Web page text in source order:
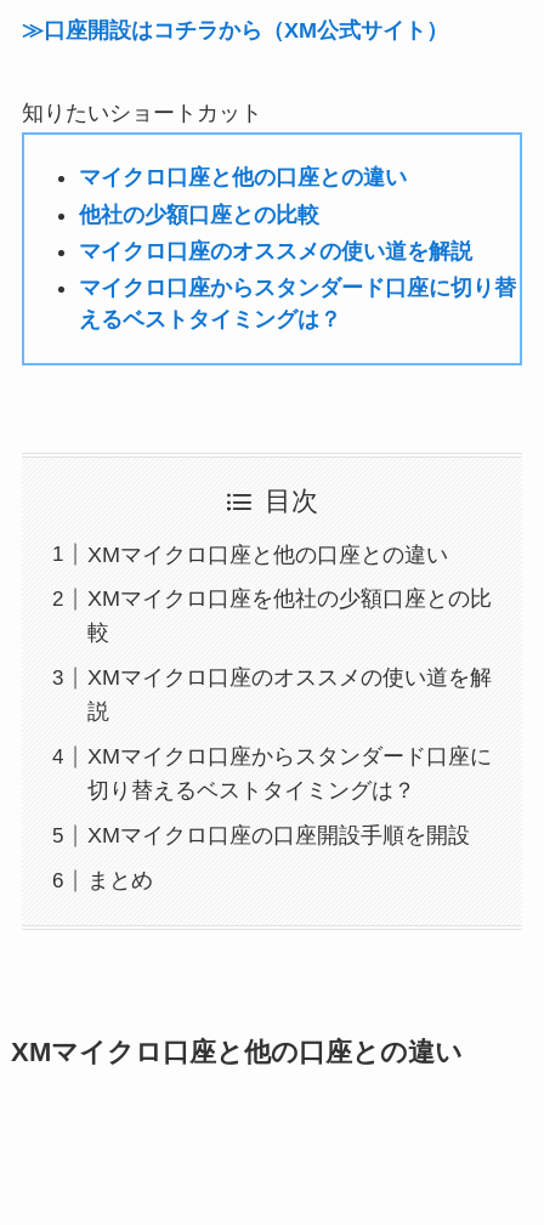
≫口座開設はコチラから（XM公式サイト）
知りたいショートカット
マイクロ口座と他の口座との違い
他社の少額口座との比較
マイクロ口座のオススメの使い道を解説
マイクロ口座からスタンダード口座に切り替
えるベストタイミングは？
目次
XMマイクロ口座と他の口座との違い
XMマイクロ口座を他社の少額口座との比
較
XMマイクロ口座のオススメの使い道を解
説
XMマイクロ口座からスタンダード口座に
切り替えるベストタイミングは？
XMマイクロ口座の口座開設手順を開設
まとめ
XMマイクロ口座と他の口座との違い